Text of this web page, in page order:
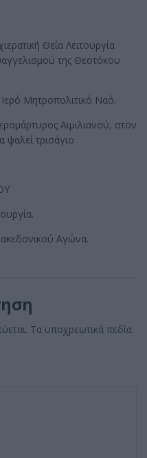
Θεία Λειτουργία
της Θεοτόκου
Μητροπολιτικό Ναό.
Αιμιλιανού, στον
τρισάγιο
Αγώνα.
Τα υποχρεωτικά πεδία